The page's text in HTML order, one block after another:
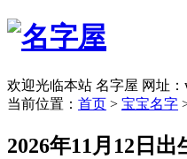
欢迎光临本站 名字屋 网址：
当前位置： 首页 > 宝宝名字
2026年11月12日